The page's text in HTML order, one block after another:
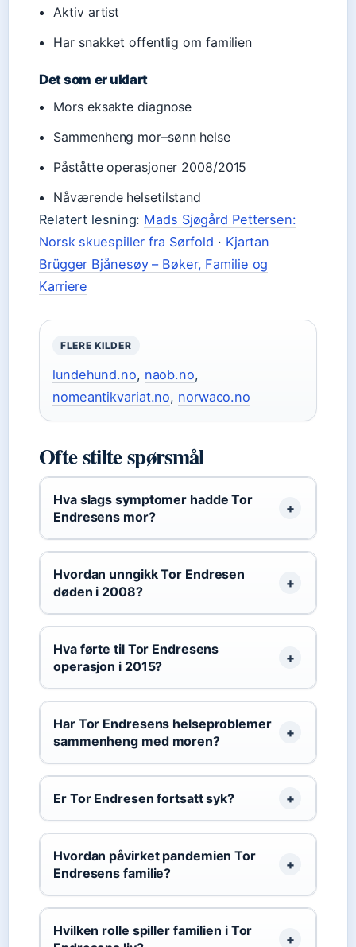
Aktiv artist
Har snakket offentlig om familien
Det som er uklart
Mors eksakte diagnose
Sammenheng mor–sønn helse
Påståtte operasjoner 2008/2015
Nåværende helsetilstand
Relatert lesning: Mads Sjøgård Pettersen:
Norsk skuespiller fra Sørfold · Kjartan
Brügger Bjånesøy – Bøker, Familie og
Karriere
FLERE KILDER
lundehund.no, naob.no,
nomeantikvariat.no, norwaco.no
Ofte stilte spørsmål
Hva slags symptomer hadde Tor
Endresens mor?
Hvordan unngikk Tor Endresen
døden i 2008?
Hva førte til Tor Endresens
operasjon i 2015?
Har Tor Endresens helseproblemer
sammenheng med moren?
Er Tor Endresen fortsatt syk?
Hvordan påvirket pandemien Tor
Endresens familie?
Hvilken rolle spiller familien i Tor